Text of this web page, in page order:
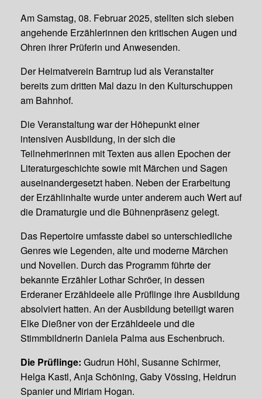
Am Samstag, 08. Februar 2025, stellten sich sieben
angehende Erzählerinnen den kritischen Augen und
Ohren ihrer Prüferin und Anwesenden.
Der Heimatverein Barntrup lud als Veranstalter
bereits zum dritten Mal dazu in den Kulturschuppen
am Bahnhof.
Die Veranstaltung war der Höhepunkt einer
intensiven Ausbildung, in der sich die
Teilnehmerinnen mit Texten aus allen Epochen der
Literaturgeschichte sowie mit Märchen und Sagen
auseinandergesetzt haben. Neben der Erarbeitung
der Erzählinhalte wurde unter anderem auch Wert auf
die Dramaturgie und die Bühnenpräsenz gelegt.
Das Repertoire umfasste dabei so unterschiedliche
Genres wie Legenden, alte und moderne Märchen
und Novellen. Durch das Programm führte der
bekannte Erzähler Lothar Schröer, in dessen
Erderaner Erzähldeele alle Prüflinge ihre Ausbildung
absolviert hatten. An der Ausbildung beteiligt waren
Elke Dießner von der Erzähldeele und die
Stimmbildnerin Daniela Palma aus Eschenbruch.
Die Prüflinge: Gudrun Höhl, Susanne Schirmer,
Helga Kastl, Anja Schöning, Gaby Vössing, Heidrun
Spanier und Miriam Hogan.